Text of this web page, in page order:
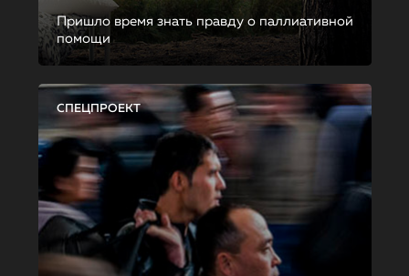
Пришло время знать правду о паллиативной
помощи
СПЕЦПРОЕКТ